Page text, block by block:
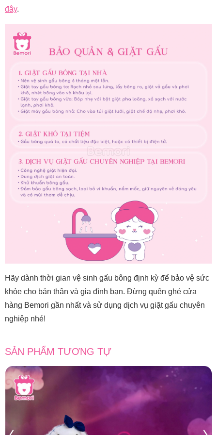
đây.
Hãy dành thời gian vệ sinh gấu bông định kỳ để bảo vệ sức
khỏe cho bản thân và gia đình bạn. Đừng quên ghé cửa
hàng Bemori gần nhất và sử dụng dịch vụ giặt gấu chuyên
nghiệp nhé!
SẢN PHẨM TƯƠNG TỰ